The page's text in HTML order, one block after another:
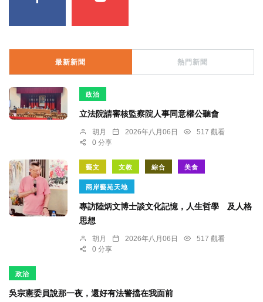
最新新聞 熱門新聞
政治
立法院請審核監察院人事同意權公聽會
胡月 2026年八月06日
517 觀看
0 分享
藝文 文教 綜合 美食
兩岸藝苑天地
專訪陸炳文博士談文化記憶，人生哲學 及人格
思想
胡月 2026年八月06日
517 觀看
0 分享
政治
吳宗憲委員說那一夜，還好有法警擋在我面前